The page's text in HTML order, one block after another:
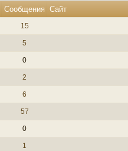
Сообщения Сайт
15
5
0
2
6
57
0
1